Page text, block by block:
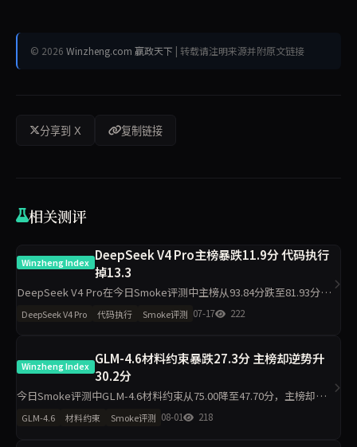
© 2026 Winzheng.com 赢政天下 | 转载请注明来源并附原文链接
分享到 X 复制链接
相关测评
Winzheng Index DeepSeek V4 Pro主榜暴跌11.9分 代码执行
掉13.3
DeepSeek V4 Pro在今日Smoke评测中主榜从93.84分跌至81.93分，
降幅11.9分。代码执行从100.00降至86.70，材料约束从86.30降至
76.10，工程判断与任务表达保持
DeepSeek V4 Pro 代码执行 Smoke评测 07-17 222
Winzheng Index GLM-4.6材料约束暴跌27.3分 主榜却逆势升
30.2分
今日Smoke评测中GLM-4.6材料约束从75.00降至47.70分，主榜却从
46.29升至76.47分，代码执行从22.80升至100.00分，诚信评级从pass
转为warn。单日10题快测下，维
GLM-4.6 材料约束 Smoke评测 08-01 218